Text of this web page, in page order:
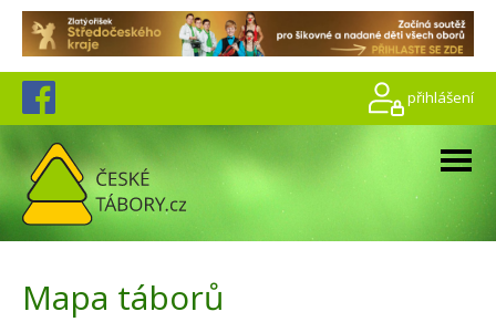
přihlášení
Mapa táborů